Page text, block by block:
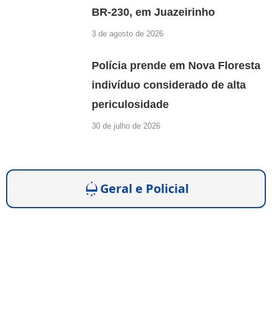
BR-230, em Juazeirinho
3 de agosto de 2026
Polícia prende em Nova Floresta
indivíduo considerado de alta
periculosidade
30 de julho de 2026
Geral e Policial